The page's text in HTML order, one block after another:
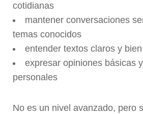
cotidianas
mantener conversaciones
temas conocidos
entender textos claros y
expresar opiniones básicas
personales
No es un nivel avanzado, pero